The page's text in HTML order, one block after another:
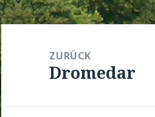
Beitragsnavigation
ZURÜCK
Vorheriger
Dromedar